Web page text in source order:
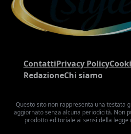
ContattiPrivacy Policy
RedazioneChi siamo
Questo sito non rappresenta una testata
aggiornato senza alcuna periodicità. Non
prodotto editoriale ai sensi della legge